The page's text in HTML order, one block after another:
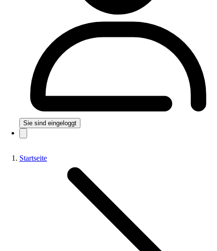
Sie sind eingeloggt
Startseite